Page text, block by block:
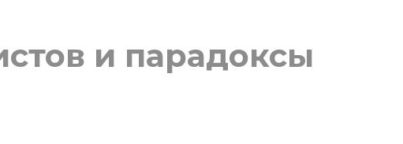
и парадоксы